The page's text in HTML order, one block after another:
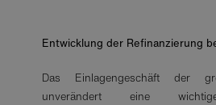
Entwicklung der Refinanzierung
Das Einlagengeschäft der
unverändert eine